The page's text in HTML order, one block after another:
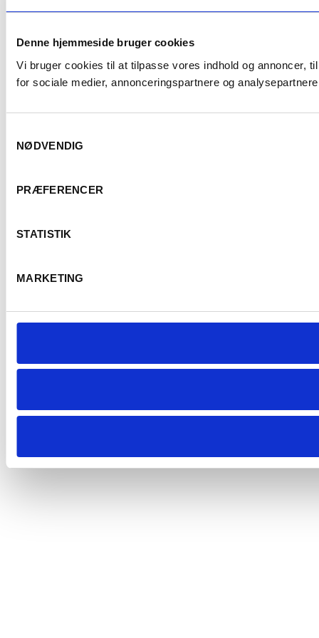
Denne hjemmeside bruger cookies
Vi bruger cookies til at tilpasse vores indhold og annoncer,
for sociale medier, annonceringspartnere og
NØDVENDIG
PRÆFERENCER
STATISTIK
MARKETING